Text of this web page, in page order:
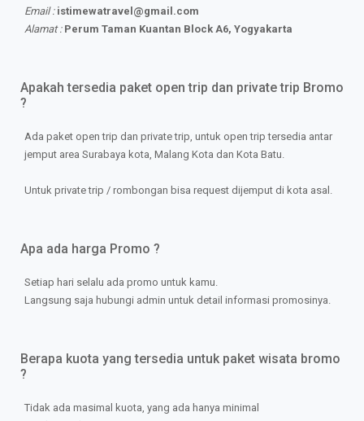
Email : istimewatravel@gmail.com
Alamat : Perum Taman Kuantan Block A6, Yogyakarta
Apakah tersedia paket open trip dan private trip Bromo
?
Ada paket open trip dan private trip, untuk open trip tersedia antar
jemput area Surabaya kota, Malang Kota dan Kota Batu.
Untuk private trip / rombongan bisa request dijemput di kota asal.
Apa ada harga Promo ?
Setiap hari selalu ada promo untuk kamu.
Langsung saja hubungi admin untuk detail informasi promosinya.
Berapa kuota yang tersedia untuk paket wisata bromo
?
Tidak ada masimal kuota, yang ada hanya minimal